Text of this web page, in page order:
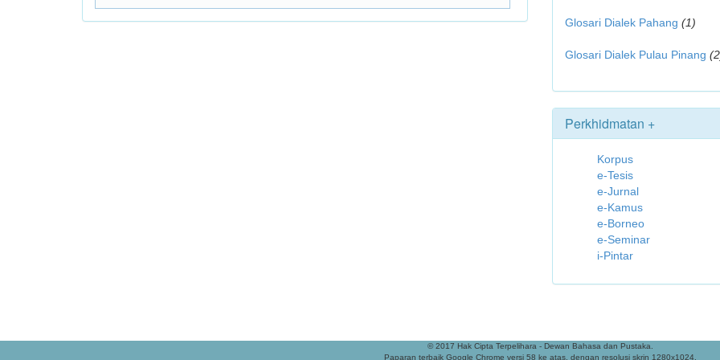
Glosari Dialek Pahang (1)
Glosari Dialek Pulau Pinang
Perkhidmatan +
Korpus
e-Tesis
e-Jurnal
e-Kamus
e-Borneo
e-Seminar
i-Pintar
© 2017 Hak Cipta Terpelihara - Dewan Bahasa dan Pustaka.
Paparan terbaik Google Chrome versi 58 ke atas, dengan resolusi skrin 1280x1024.